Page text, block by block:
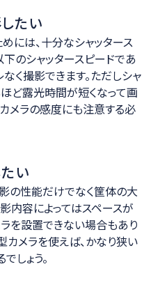
たい
には、十分なシャッタース
のシャッタースピードであ
く撮影できます。ただしシャ
ど露光時間が短くなって画
メラの感度にも注意する必
い
の性能だけでなく筐体の大
内容によってはスペースが
を設置できない場合もあり
メラを使えば、かなり狭い
しょう。